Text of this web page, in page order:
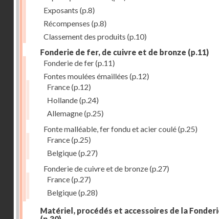
Exposants (p.8)
Récompenses (p.8)
Classement des produits (p.10)
Fonderie de fer, de cuivre et de bronze (p.11)
Fonderie de fer(p.11)
Fontes moulées émaillées (p.12)
France(p.12)
Hollande(p.24)
Allemagne(p.25)
Fonte malléable, fer fondu et acier coulé(p.25)
France(p.25)
Belgique(p.27)
Fonderie de cuivre et de bronze(p.27)
France(p.27)
Belgique(p.28)
Matériel, procédés et accessoires de la